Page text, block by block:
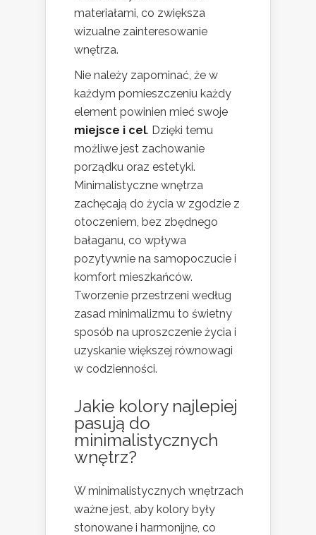
materiałami, co zwiększa
wizualne zainteresowanie
wnętrza.
Nie należy zapominać, że w
każdym pomieszczeniu każdy
element powinien mieć swoje
miejsce i cel. Dzięki temu
możliwe jest zachowanie
porządku oraz estetyki.
Minimalistyczne wnętrza
zachęcają do życia w zgodzie z
otoczeniem, bez zbędnego
bałaganu, co wpływa
pozytywnie na samopoczucie i
komfort mieszkańców.
Tworzenie przestrzeni według
zasad minimalizmu to świetny
sposób na uproszczenie życia i
uzyskanie większej równowagi
w codzienności.
Jakie kolory najlepiej
pasują do
minimalistycznych
wnętrz?
W minimalistycznych wnętrzach
ważne jest, aby kolory były
stonowane i harmonijne, co